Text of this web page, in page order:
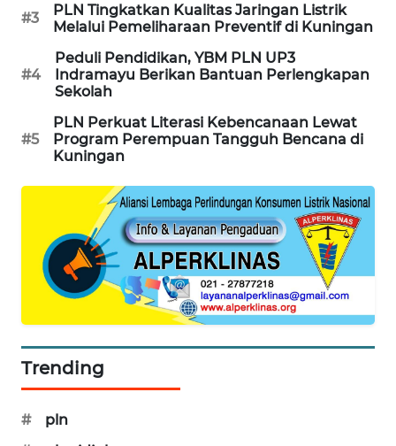
#3
PLN Tingkatkan Kualitas Jaringan Listrik
Melalui Pemeliharaan Preventif di Kuningan
#4
Peduli Pendidikan, YBM PLN UP3
Indramayu Berikan Bantuan Perlengkapan
Sekolah
#5
PLN Perkuat Literasi Kebencanaan Lewat
Program Perempuan Tangguh Bencana di
Kuningan
Trending
#
pln
WN
CIREBON
WN
INDRAMAYU
KUNINGAN
WN
MAJALENGKA
WN
WN
WN